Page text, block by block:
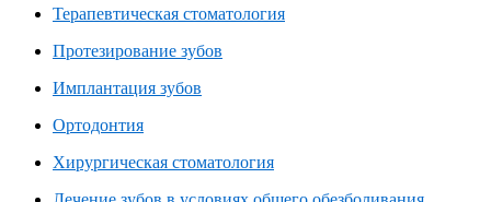
Терапевтическая стоматология
Протезирование зубов
Имплантация зубов
Ортодонтия
Хирургическая стоматология